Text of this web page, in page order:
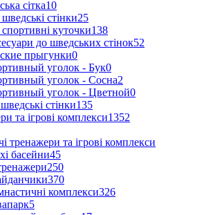
сітка10
стінки25
куточки138
до шведських стінок52
прыгунки0
уголок - Бук0
уголок - Сосна2
уголок - Цветной0
стінки135
та ігрові комплекси1352
тренажери та ігрові комплекси
басейни45
250
370
комплекси326
5